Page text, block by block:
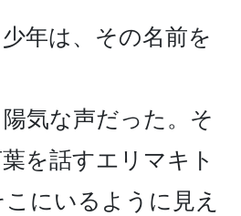
少年は、その名前を
陽気な声だった。そ
を話すエリマキト
にいるように見え